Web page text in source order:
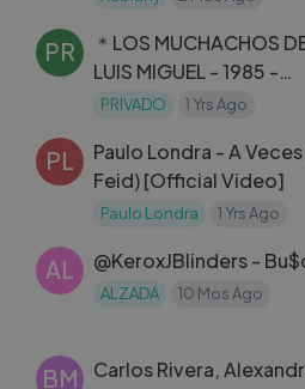
PR
＊LOS MUCHACHOS
LUIS MIGUEL - 1985 -
(REMASTERIZADO)
PRIVADO 1 Yrs Ago
PL
Paulo Londra - A
Feid) [Official Video]
Paulo Londra 1 Yrs Ago
AL
ALZADA 10 Mos Ago
BM
Carlos Rivera,